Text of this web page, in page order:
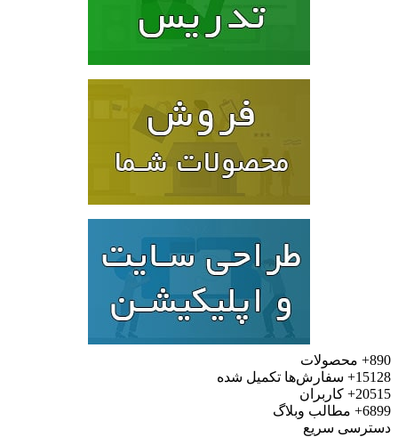
890+
محصولات
15128+
سفارش‌ها تکمیل شده
20515+
کاربران
6899+
مطالب وبلاگ
دسترسی سریع